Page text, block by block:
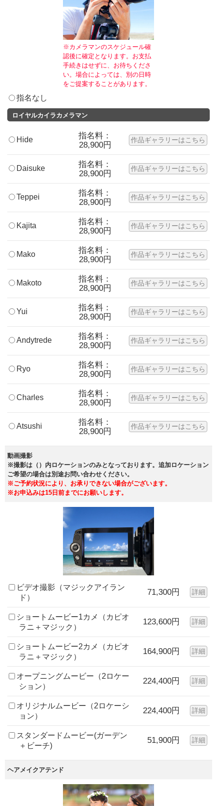
※カメラマンのスケジュール確
認後に確定となります。お支払
手続きはせずに、お待ちくださ
い。場合によっては、別の日時
をご提案することがあります。
指名なし
ロイヤルカイラカメラマン
Hide
指名料：
28,900円
作品ギャラリーはこちら
Daisuke
指名料：
28,900円
作品ギャラリーはこちら
Teppei
指名料：
28,900円
作品ギャラリーはこちら
Kajita
指名料：
28,900円
作品ギャラリーはこちら
Mako
指名料：
28,900円
作品ギャラリーはこちら
Makoto
指名料：
28,900円
作品ギャラリーはこちら
Yui
指名料：
28,900円
作品ギャラリーはこちら
Andytrede
指名料：
28,900円
作品ギャラリーはこちら
Ryo
指名料：
28,900円
作品ギャラリーはこちら
Charles
指名料：
28,900円
作品ギャラリーはこちら
Atsushi
指名料：
28,900円
作品ギャラリーはこちら
動画撮影
※撮影は（）内ロケーションのみとなっております。追加ロケーション
ご希望の場合は別途お問い合わせください。
※ご予約状況により、お承りできない場合がございます。
※お申込みは15日前までにお願いします。
ビデオ撮影（マジックアイラン
ド）
71,300円 詳細
ショートムービー1カメ（カピオ
ラニ＋マジック）
123,600円 詳細
ショートムービー2カメ（カピオ
ラニ＋マジック）
164,900円 詳細
オープニングムービー（2ロケー
ション）
224,400円 詳細
オリジナルムービー（2ロケーシ
ョン）
224,400円 詳細
スタンダードムービー(ガーデン
＋ビーチ)
51,900円 詳細
ヘアメイクアテンド